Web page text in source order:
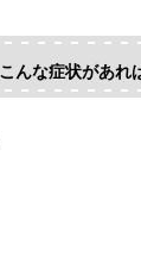
こんな症状があれ